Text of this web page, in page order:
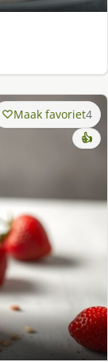
Maak favoriet4
👍